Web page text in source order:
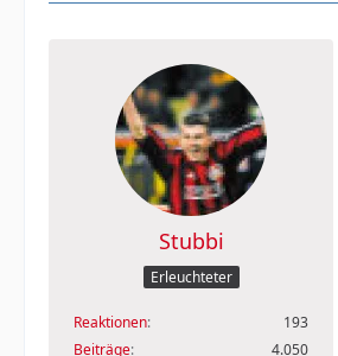
Stubbi
Erleuchteter
Reaktionen
193
Beiträge
4.050